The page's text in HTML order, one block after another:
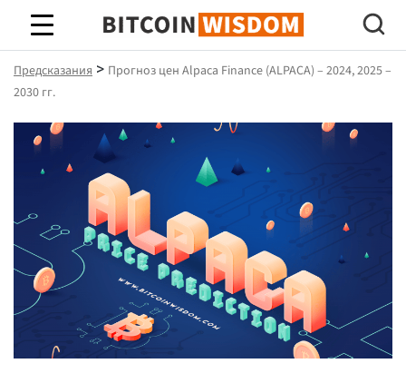
Биткойн Мудрость
Предсказания > Прогноз цен Alpaca Finance (ALPACA) – 2024, 2025 –
2030 гг.